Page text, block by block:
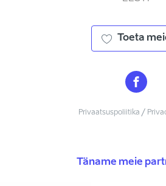
Toeta
Privaatsuspoliitika /
Täname meie